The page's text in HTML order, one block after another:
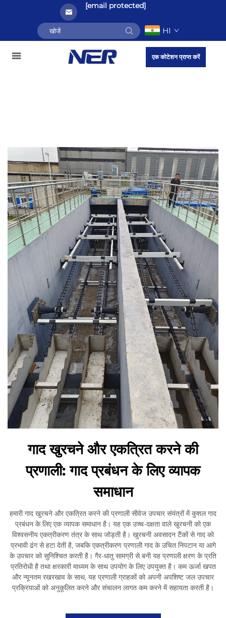
[email protected]
HI
एक कोटेशन प्राप्त करें
गाद खुरचने और एकत्रित करने की
प्रणाली: गाद प्रबंधन के लिए व्यापक
समाधान
हमारी गाद खुरचने और एकत्रित करने की प्रणाली सीवेज उपचार संयंत्रों में कुशल गाद
प्रबंधन के लिए एक व्यापक समाधान है। यह एक उच्च-दक्षता वाले खुरचनी को एक
विश्वसनीय एकत्रीकरण तंत्र के साथ जोड़ती है। खुरचनी अवसादन टैंकों से गाद को
प्रभावी ढंग से हटा देती है, जबकि एकत्रीकरण प्रणाली गाद के उचित निपटान या आगे
के उपचार को सुनिश्चित करती है। गैर-धातु सामग्री से बनी यह प्रणाली क्षरण के प्रति
प्रतिरोधी है तथा क्षरकारी माध्यम के साथ उपयोग के लिए उपयुक्त है। कम ऊर्जा खपत
और न्यूनतम रखरखाव के साथ, यह प्रणाली ग्राहकों को अपनी अपशिष्ट जल उपचार
प्रक्रियाओं को अनुकूलित करने और संचालन लागत कम करने में सहायता करती है।